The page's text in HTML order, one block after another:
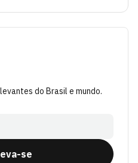
do Brasil e mundo.
se